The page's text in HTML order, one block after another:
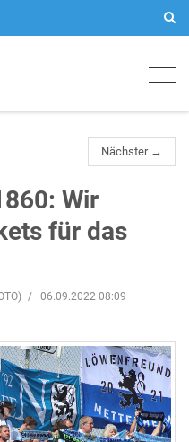
Nächster →
Wir
für das
06.09.2022 08:09